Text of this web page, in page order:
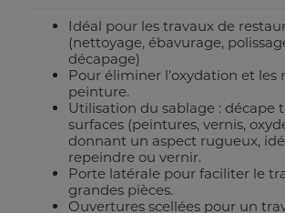
Idéal pour les travaux de
(nettoyage, ébavurage,
décapage)
Pour éliminer l'oxydation et les
peinture.
Utilisation du sablage : décape
surfaces (peintures, vernis,
donnant un aspect rugueux,
repeindre ou vernir.
Porte latérale pour faciliter le
grandes pièces.
Ouvertures scellées pour un